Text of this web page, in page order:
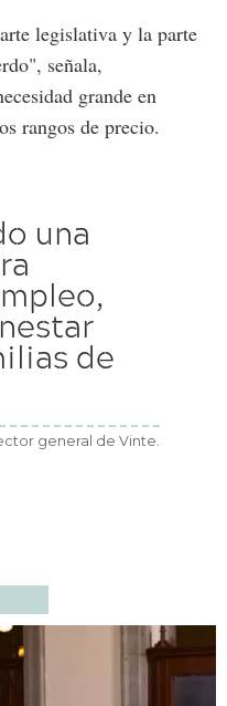
legislativa y la parte
señala,
grande en
rangos de precio.
una
de
general de Vinte.